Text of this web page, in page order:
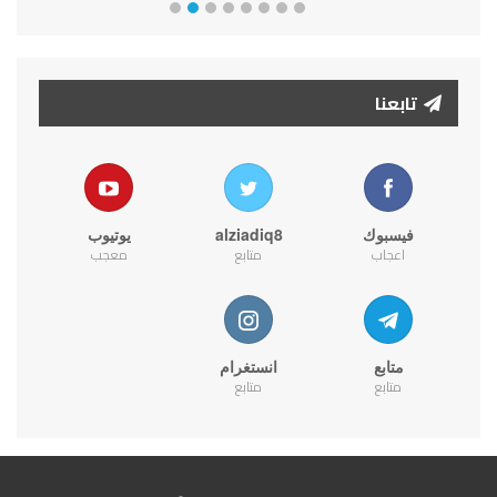
تابعنا
فيسبوك
اعجاب
alziadiq8
متابع
يوتيوب
معجب
متابع
متابع
انستغرام
متابع